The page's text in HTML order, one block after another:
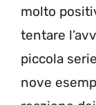
molto
tentare
piccola
nove